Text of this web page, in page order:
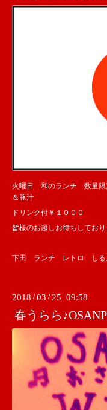
火曜日 和のランチ 数量限
＆豚汁
ドリンク付￥１０００
皆様のお越しお待ちしており
下田 ランチ レトロ しる
2018 /03 /25 09:58
春うらら